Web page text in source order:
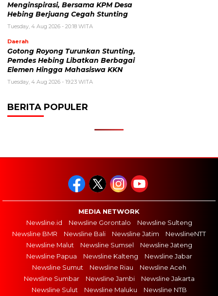
Menginspirasi, Bersama KPM Desa
Hebing Berjuang Cegah Stunting
Tuesday, 4 Aug 2026 - 20:18 WITA
Daerah
Gotong Royong Turunkan Stunting,
Pemdes Hebing Libatkan Berbagai
Elemen Hingga Mahasiswa KKN
Tuesday, 4 Aug 2026 - 19:23 WITA
BERITA POPULER
MEDIA NETWORK
Newsline.id
Newsline Gorontalo
Newsline Sulteng
Newsline BMR
Newsline Bali Newsline Jatim
NewslineNTT
Newsline Malut
Newsline Sumsel
Newsline Jateng
Newsline Papua
Newsline Kalteng
Newsline Jabar
Newsline Sumut
Newsline Riau
Newsline Aceh
Newsline Sumbar
Newsline Jambi
Newsline Jakarta
Newsline Sulut
Newsline Maluku
Newsline NTB